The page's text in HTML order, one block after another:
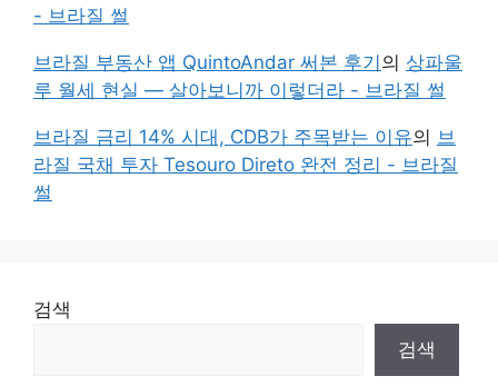
- 브라질 썰
브라질 부동산 앱 QuintoAndar 써본 후기의 상파울
루 월세 현실 — 살아보니까 이렇더라 - 브라질 썰
브라질 금리 14% 시대, CDB가 주목받는 이유의 브
라질 국채 투자 Tesouro Direto 완전 정리 - 브라질
썰
검색
검색